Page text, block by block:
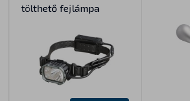
tölthető fejlámpa